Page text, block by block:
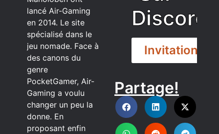
lancé Air-Gaming
en 2014. Le site
spécialisé dans le
jeu nomade. Face à
des canons du
genre
PocketGamer, Air-
Gaming a voulu
changer un peu la
donne. En
proposant enfin
Discord
Invitation
DISCORD
Partage!